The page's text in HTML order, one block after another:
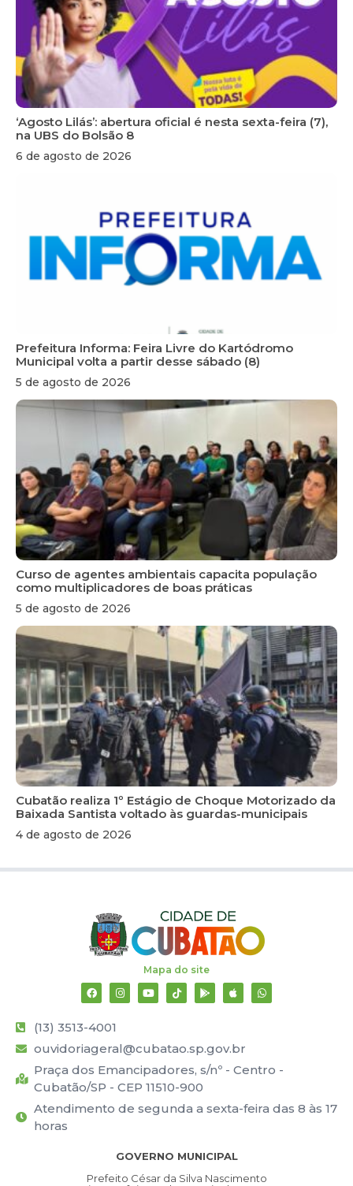
‘Agosto Lilás’: abertura oficial é nesta sexta-feira (7),
na UBS do Bolsão 8
6 de agosto de 2026
Prefeitura Informa: Feira Livre do Kartódromo
Municipal volta a partir desse sábado (8)
5 de agosto de 2026
Curso de agentes ambientais capacita população
como multiplicadores de boas práticas
5 de agosto de 2026
Cubatão realiza 1º Estágio de Choque Motorizado da
Baixada Santista voltado às guardas-municipais
4 de agosto de 2026
Mapa do site
(13) 3513-4001
ouvidoriageral@cubatao.sp.gov.br
Praça dos Emancipadores, s/nº - Centro -
Cubatão/SP - CEP 11510-900
Atendimento de segunda a sexta-feira das 8 às 17
horas
GOVERNO MUNICIPAL
Prefeito César da Silva Nascimento